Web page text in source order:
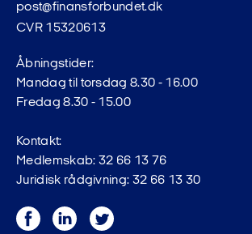
post@finansforbundet.dk
CVR 15320613
Åbningstider:
Mandag til torsdag 8.30 - 16.00
Fredag 8.30 - 15.00
Kontakt:
Medlemskab: 32 66 13 76
Juridisk rådgivning: 32 66 13 30
FacebookLinkedInTwitter